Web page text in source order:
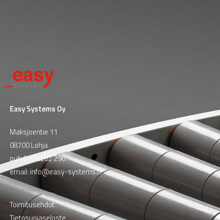
Easy Systems Oy
Maksjoentie 11
08700 Lohja
puh010 5262 290
email: info@easy-systems.fi
Toimitusehdot